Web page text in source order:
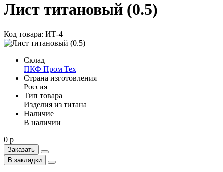
Лист титановый (0.5)
Код товара: ИТ-4
Склад
ПКФ Пром Тех
Страна изготовления
Россия
Тип товара
Изделия из титана
Наличие
В наличии
0 р
Заказать
В закладки